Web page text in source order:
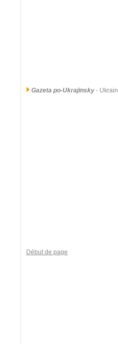
Gazeta po-Ukrajinsky -
Début de page